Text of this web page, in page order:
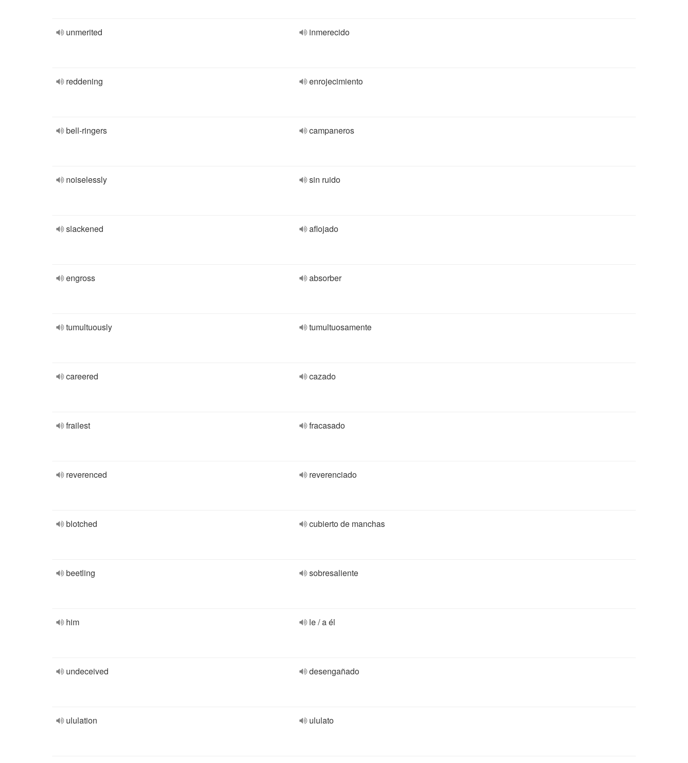
unmerited inmerecido
reddening enrojecimiento
bell-ringers campaneros
noiselessly sin ruido
slackened aflojado
engross absorber
tumultuously tumultuosamente
careered cazado
frailest fracasado
reverenced reverenciado
blotched cubierto de manchas
beetling sobresaliente
him le / a él
undeceived desengañado
ululation ululato